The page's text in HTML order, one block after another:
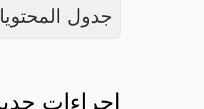
جدول
إجراءات